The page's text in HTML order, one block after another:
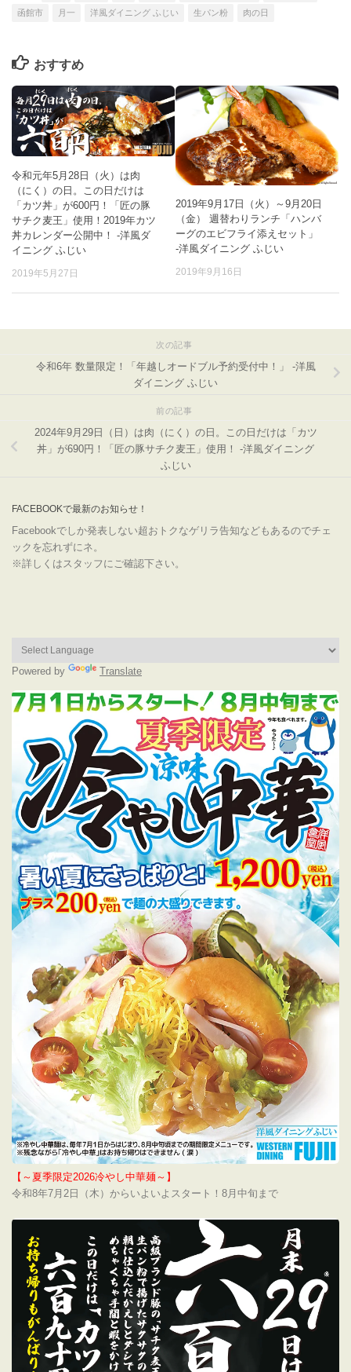
函館市 月一 洋風ダイニング ふじい 生パン粉 肉の日
おすすめ
令和元年5月28日（火）は肉
（にく）の日。この日だけは
「カツ丼」が600円！「匠の豚
サチク麦王」使用！2019年カツ
丼カレンダー公開中！ -洋風ダ
イニング ふじい
2019年5月27日
2019年9月17日（火）～9月20日
（金） 週替わりランチ「ハンバ
ーグのエビフライ添えセット」
-洋風ダイニング ふじい
2019年9月16日
次の記事
令和6年 数量限定！「年越しオードブル予約受付中！」 -洋風
ダイニング ふじい
前の記事
2024年9月29日（日）は肉（にく）の日。この日だけは「カツ
丼」が690円！「匠の豚サチク麦王」使用！ -洋風ダイニング
ふじい
FACEBOOKで最新のお知らせ！
Facebookでしか発表しない超おトクなゲリラ告知などもあるのでチェ
ックを忘れずにネ。
※詳しくはスタッフにご確認下さい。
Powered by Translate
【～夏季限定2026冷やし中華麺～】
令和8年7月2日（木）からいよいよスタート！8月中旬まで